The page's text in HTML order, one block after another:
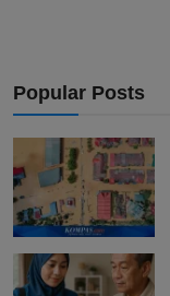
Popular Posts